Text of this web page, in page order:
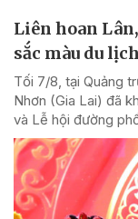
Liên hoan
sắc màu du
Tối 7/8, tại Quảng
Nhơn (Gia Lai) đã
và Lễ hội đường